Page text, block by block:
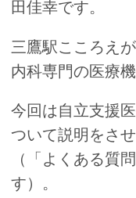
田佳幸です。
三鷹駅こころえ
内科専門の医療機
今回は自立支援
ついて説明をさ
（「よくある質
す）。